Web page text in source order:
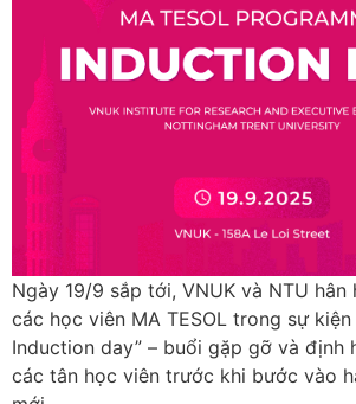
Ngày 19/9 sắp tới, VNUK và NTU hân
các học viên MA TESOL trong sự kiện
Induction day” – buổi gặp gỡ và định
các tân học viên trước khi bước vào